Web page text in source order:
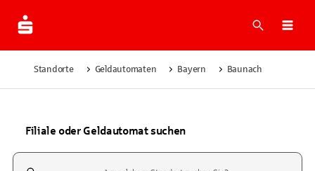
Suche
Standorte Geldautomaten Bayern Baunach
Filiale oder Geldautomat suchen
Suchfeld